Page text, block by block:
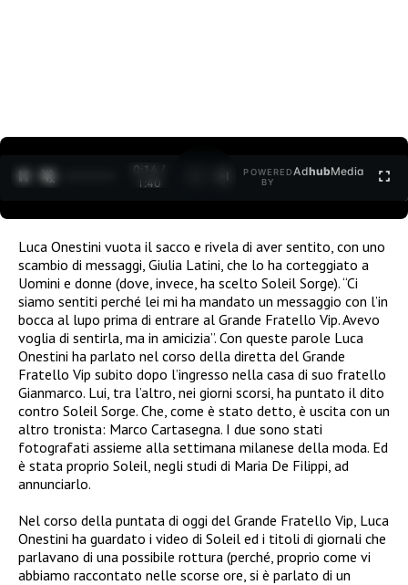
0:15 /
1:40
POWERED
BY
AdhubMedia
Luca Onestini vuota il sacco e rivela di aver sentito, con uno
scambio di messaggi, Giulia Latini, che lo ha corteggiato a
Uomini e donne (dove, invece, ha scelto Soleil Sorge). “Ci
siamo sentiti perché lei mi ha mandato un messaggio con l’in
bocca al lupo prima di entrare al Grande Fratello Vip. Avevo
voglia di sentirla, ma in amicizia”. Con queste parole Luca
Onestini ha parlato nel corso della diretta del Grande
Fratello Vip subito dopo l’ingresso nella casa di suo fratello
Gianmarco. Lui, tra l’altro, nei giorni scorsi, ha puntato il dito
contro Soleil Sorge. Che, come è stato detto, è uscita con un
altro tronista: Marco Cartasegna. I due sono stati
fotografati assieme alla settimana milanese della moda. Ed
è stata proprio Soleil, negli studi di Maria De Filippi, ad
annunciarlo.
Nel corso della puntata di oggi del Grande Fratello Vip, Luca
Onestini ha guardato i video di Soleil ed i titoli di giornali che
parlavano di una possibile rottura (perché, proprio come vi
abbiamo raccontato nelle scorse ore, si è parlato di un